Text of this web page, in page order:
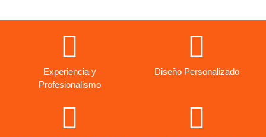
Experiencia y
Profesionalismo
Diseño Personalizado